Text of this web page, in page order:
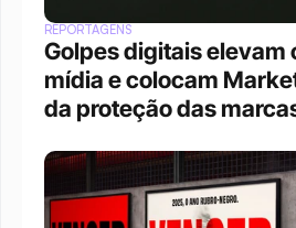
REPORTAGENS
Golpes digitais elevam
mídia e colocam
da proteção das